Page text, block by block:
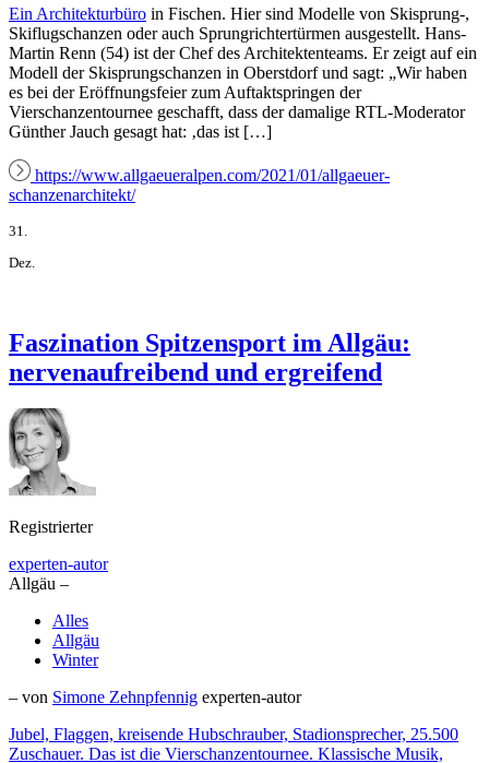
Ein Architekturbüro in Fischen. Hier sind Modelle von Skisprung-,
Skiflugschanzen oder auch Sprungrichtertürmen ausgestellt. Hans-
Martin Renn (54) ist der Chef des Architektenteams. Er zeigt auf ein
Modell der Skisprungschanzen in Oberstdorf und sagt: „Wir haben
es bei der Eröffnungsfeier zum Auftaktspringen der
Vierschanzentournee geschafft, dass der damalige RTL-Moderator
Günther Jauch gesagt hat: ‚das ist […]
https://www.allgaeueralpen.com/2021/01/allgaeuer-
schanzenarchitekt/
31.
Dez.
Faszination Spitzensport im Allgäu:
nervenaufreibend und ergreifend
Registrierter
experten-autor
Allgäu –
Alles
Allgäu
Winter
– von Simone Zehnpfennig experten-autor
Jubel, Flaggen, kreisende Hubschrauber, Stadionsprecher, 25.500
Zuschauer. Das ist die Vierschanzentournee. Klassische Musik,